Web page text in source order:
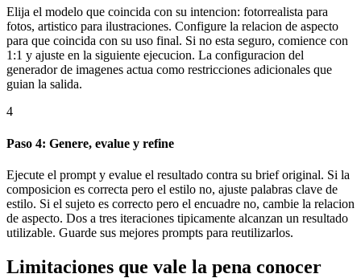
Elija el modelo que coincida con su intencion: fotorrealista para
fotos, artistico para ilustraciones. Configure la relacion de aspecto
para que coincida con su uso final. Si no esta seguro, comience con
1:1 y ajuste en la siguiente ejecucion. La configuracion del
generador de imagenes actua como restricciones adicionales que
guian la salida.
4
Paso 4: Genere, evalue y refine
Ejecute el prompt y evalue el resultado contra su brief original. Si la
composicion es correcta pero el estilo no, ajuste palabras clave de
estilo. Si el sujeto es correcto pero el encuadre no, cambie la relacion
de aspecto. Dos a tres iteraciones tipicamente alcanzan un resultado
utilizable. Guarde sus mejores prompts para reutilizarlos.
Limitaciones que vale la pena conocer